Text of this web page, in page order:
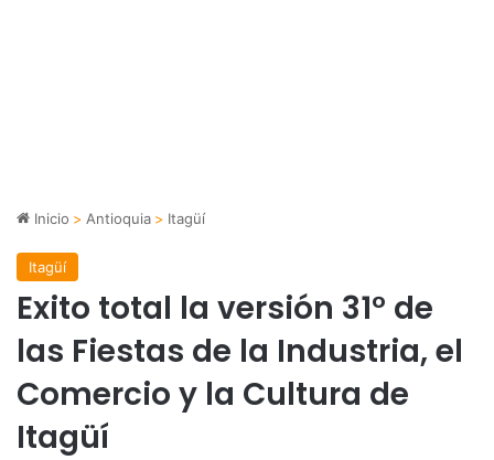
Inicio > Antioquia > Itagüí
Itagüí
Exito total la versión 31° de
las Fiestas de la Industria, el
Comercio y la Cultura de
Itagüí